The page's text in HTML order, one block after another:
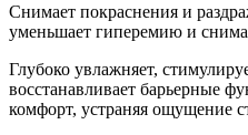
Снимает покраснения и
уменьшает гиперемию и
Глубоко увлажняет,
восстанавливает барьерные
комфорт, устраняя ощущение